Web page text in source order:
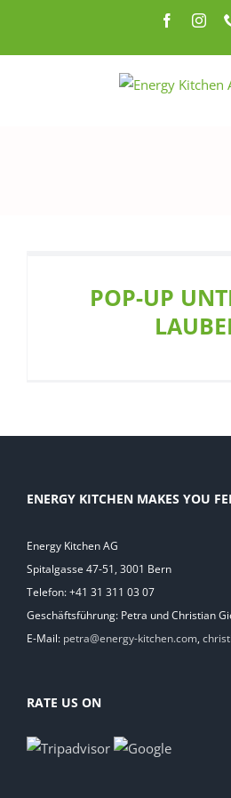
springen
Facebook
POP-UP
ENERGY KITCHEN MAKES YOU
Energy Kitchen AG
Spitalgasse 47-51, 3001 Bern
Telefon: +41 31 311 03 07
Geschäftsführung: Petra und Christian
E-Mail: petra@energy-kitchen.com,
RATE US ON